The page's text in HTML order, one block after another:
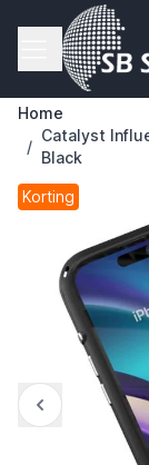
Ga naar de inhoud
Home
/
Catalyst
Black
Korting